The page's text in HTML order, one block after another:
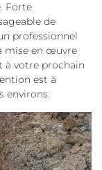
Forte
de
professionnel
mise en œuvre
à votre prochain
est à
environs.